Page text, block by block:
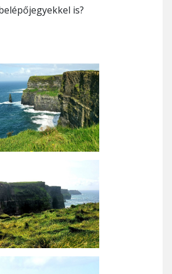
is?